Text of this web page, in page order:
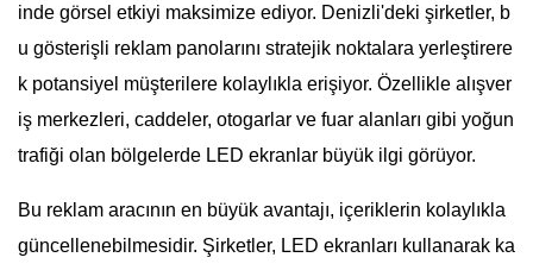
inde görsel etkiyi maksimize ediyor. Denizli'deki şirketler, b
u gösterişli reklam panolarını stratejik noktalara yerleştirere
k potansiyel müşterilere kolaylıkla erişiyor. Özellikle alışver
iş merkezleri, caddeler, otogarlar ve fuar alanları gibi yoğun
trafiği olan bölgelerde LED ekranlar büyük ilgi görüyor.
Bu reklam aracının en büyük avantajı, içeriklerin kolaylıkla
güncellenebilmesidir. Şirketler, LED ekranları kullanarak ka